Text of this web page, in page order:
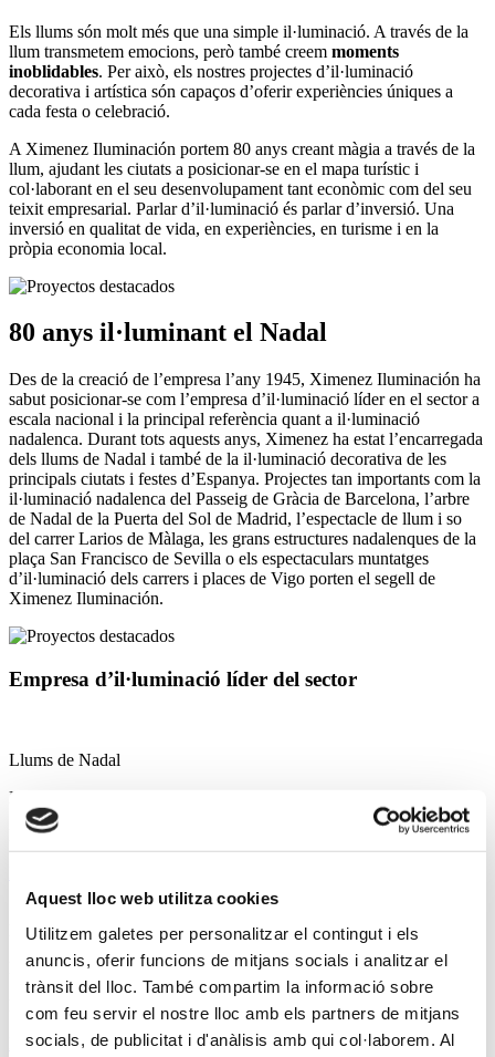
Aquest lloc web utilitza cookies
Utilitzem galetes per personalitzar el contingut i els
anuncis, oferir funcions de mitjans socials i analitzar el
trànsit del lloc. També compartim la informació sobre
com feu servir el nostre lloc amb els partners de mitjans
socials, de publicitat i d'anàlisis amb qui col·laborem. Al
Els llums són molt més que una simple il·luminació. A través de la
llum transmetem emocions, però també creem moments
inoblidables. Per això, els nostres projectes d’il·luminació
decorativa i artística són capaços d’oferir experiències úniques a
cada festa o celebració.
A Ximenez Iluminación portem 80 anys creant màgia a través de la
llum, ajudant les ciutats a posicionar-se en el mapa turístic i
col·laborant en el seu desenvolupament tant econòmic com del seu
teixit empresarial. Parlar d’il·luminació és parlar d’inversió. Una
inversió en qualitat de vida, en experiències, en turisme i en la
pròpia economia local.
80 anys il·luminant el Nadal
Des de la creació de l’empresa l’any 1945, Ximenez Iluminación ha
sabut posicionar-se com l’empresa d’il·luminació líder en el sector a
escala nacional i la principal referència quant a il·luminació
nadalenca. Durant tots aquests anys, Ximenez ha estat l’encarregada
dels llums de Nadal i també de la il·luminació decorativa de les
principals ciutats i festes d’Espanya. Projectes tan importants com la
il·luminació nadalenca del Passeig de Gràcia de Barcelona, l’arbre
de Nadal de la Puerta del Sol de Madrid, l’espectacle de llum i so
del carrer Larios de Màlaga, les grans estructures nadalenques de la
plaça San Francisco de Sevilla o els espectaculars muntatges
d’il·luminació dels carrers i places de Vigo porten el segell de
Ximenez Iluminación.
Empresa d’il·luminació líder del sector
Llums de Nadal
Llums de Nadal
Descobreix alguns dels nostres projectes més destacats de Nadal
Enllumenat de Fira
Enllumenat de Fira
Descobreix algun dels nostres projectes d’enllumenat de Fira
Enllumenat de Fira